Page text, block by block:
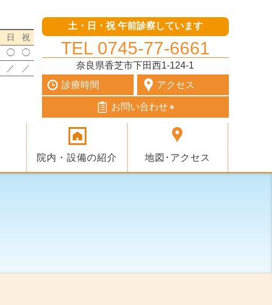
日
祝
◯
◯
／
／
土・日・祝 午前診察しています
TEL 0745-77-6661
奈良県香芝市下田西1-124-1
診療時間
アクセス
お問い合わせ »
院内・設備の紹介 地図･アクセス